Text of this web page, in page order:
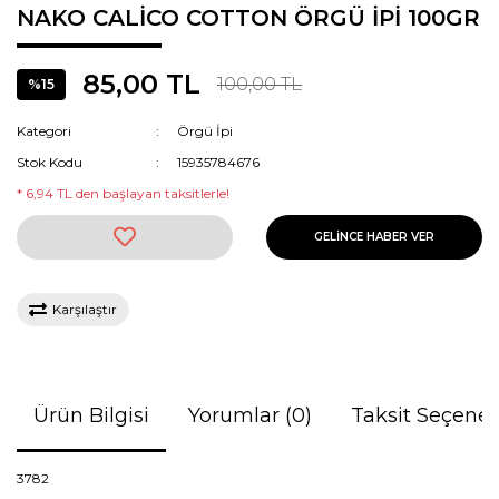
NAKO CALİCO COTTON ÖRGÜ İPİ 100GR
%15 85,00 TL 100,00 TL
Kategori
Örgü İpi
Stok Kodu
15935784676
* 6,94 TL den başlayan taksitlerle!
GELİNCE HABER VER
Karşılaştır
Ürün Bilgisi Yorumlar (0) Taksit
3782